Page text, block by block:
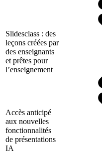
Slidesclass : des
leçons créées par
des enseignants
et prêtes pour
l’enseignement
Accès anticipé
aux nouvelles
fonctionnalités
de présentations
IA